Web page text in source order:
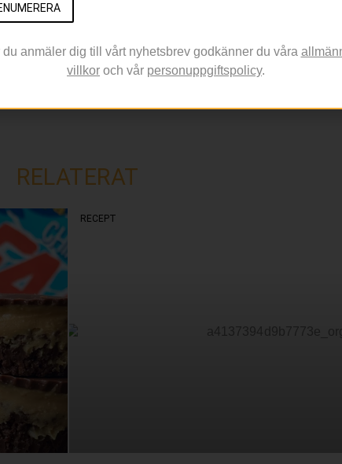
RELATERAT
RECEPT
du anmäler dig till vårt nyhetsbrev godkänner du våra
villkor och vår personuppgiftspolicy.